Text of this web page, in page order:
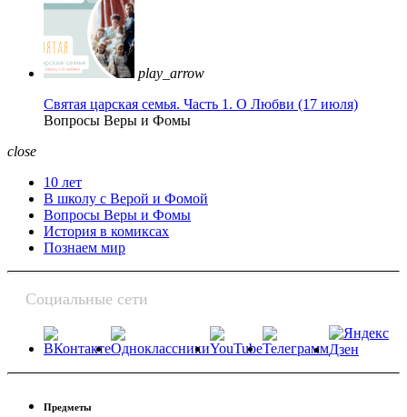
play_arrow
Святая царская семья. Часть 1. О Любви (17 июля)
Вопросы Веры и Фомы
close
10 лет
В школу с Верой и Фомой
Вопросы Веры и Фомы
История в комиксах
Познаем мир
Социальные сети
Предметы